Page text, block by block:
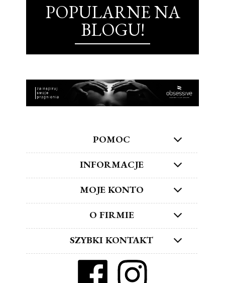
POPULARNE NA
BLOGU!
POMOC
INFORMACJE
MOJE KONTO
O FIRMIE
SZYBKI KONTAKT